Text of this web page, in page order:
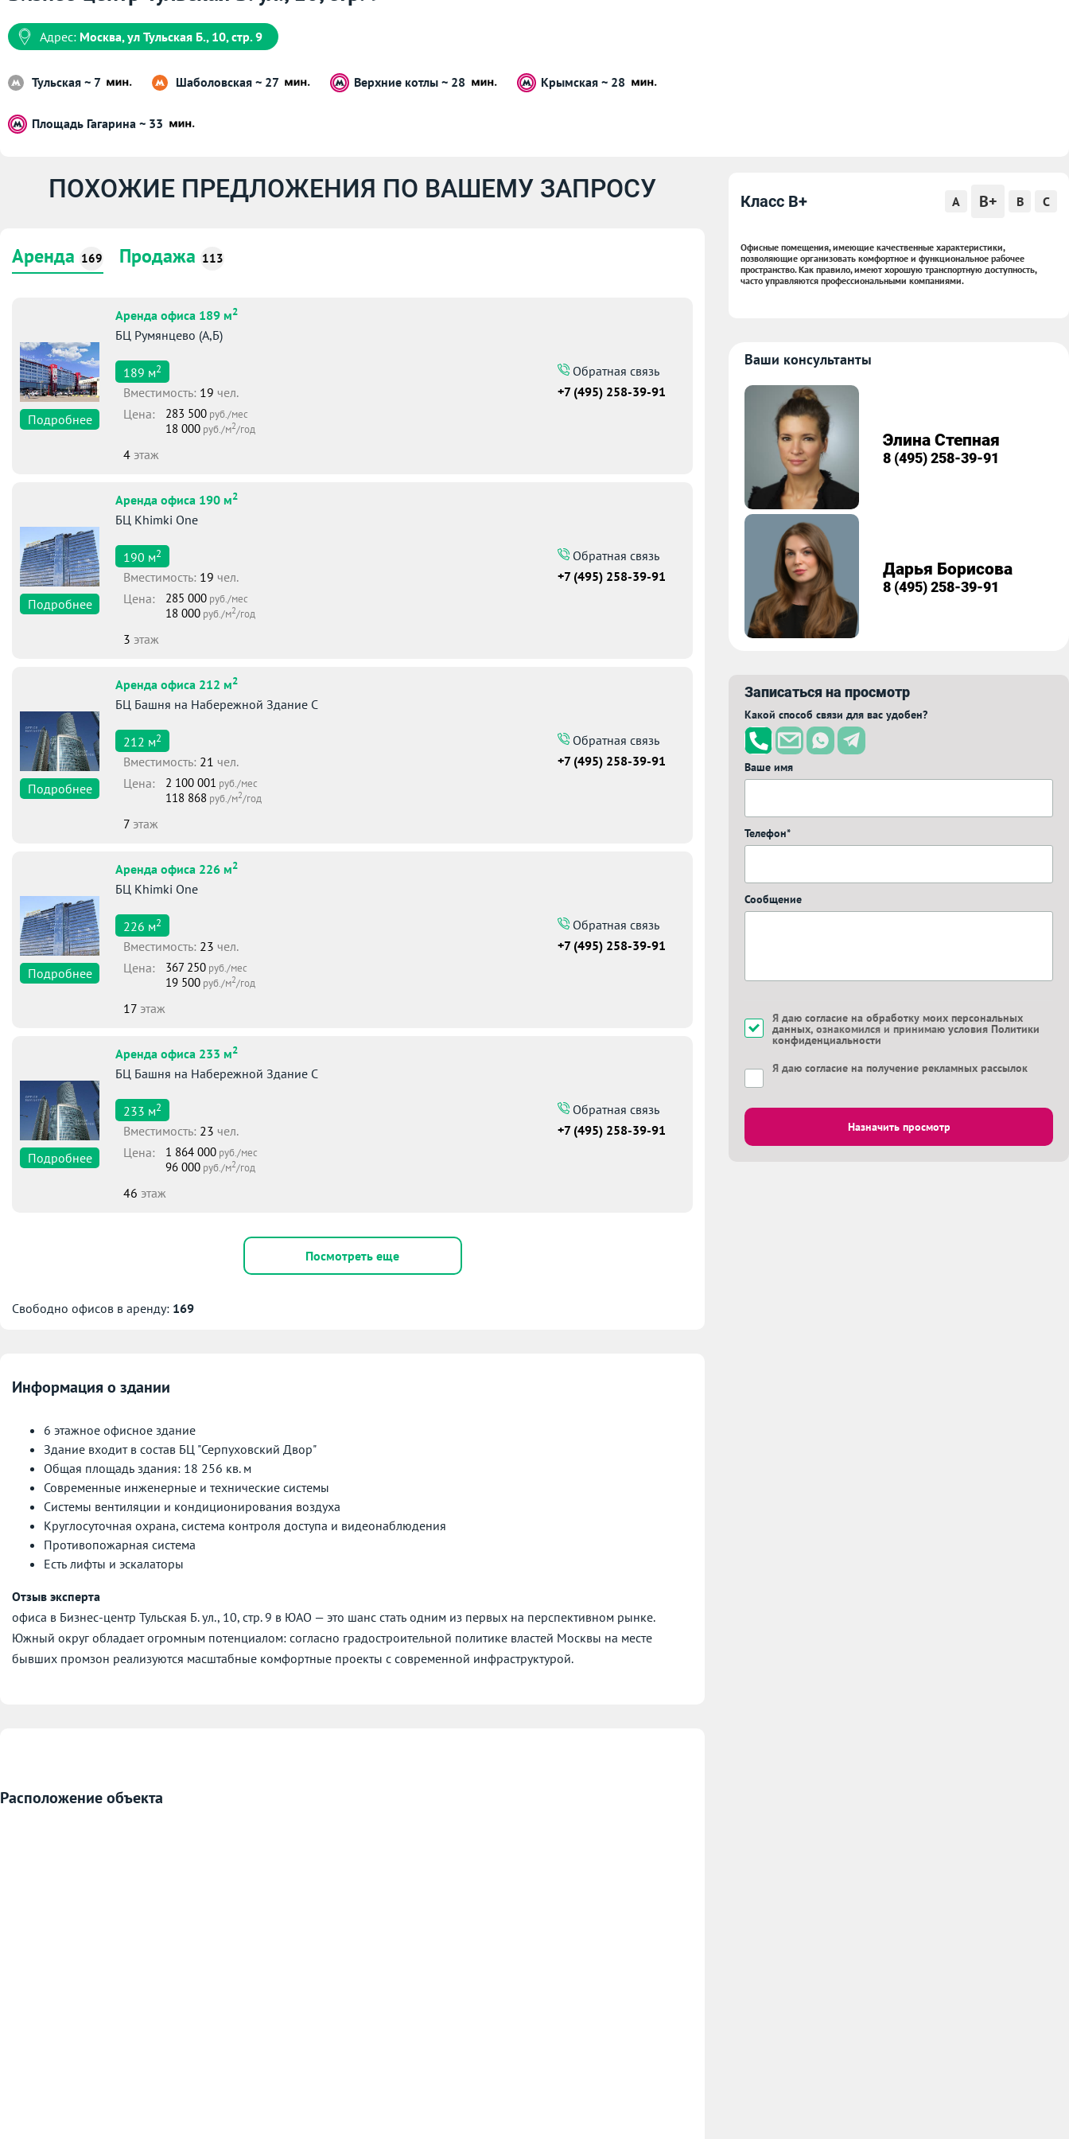
Адрес: Москва, ул Тульская Б., 10, стр. 9
Тульская ~ 7 Шаболовская ~ 27 Верхние котлы ~ 28 Крымская ~ 28
Площадь Гагарина ~ 33
ПОХОЖИЕ ПРЕДЛОЖЕНИЯ ПО ВАШЕМУ ЗАПРОСУ
Аренда 169 Продажа 113
Подробнее
Аренда офиса 189 м2
БЦ Румянцево (А,Б)
189 м2
Вместимоcть: 19 чел.
Цена:
283 500 руб./мес
18 000 руб./м2/год
4 этаж
Обратная связь
+7 (495) 258-39-91
Подробнее
Аренда офиса 190 м2
БЦ Khimki One
190 м2
Вместимоcть: 19 чел.
Цена:
285 000 руб./мес
18 000 руб./м2/год
3 этаж
Обратная связь
+7 (495) 258-39-91
Подробнее
Аренда офиса 212 м2
БЦ Башня на Набережной Здание С
212 м2
Вместимоcть: 21 чел.
Цена:
2 100 001 руб./мес
118 868 руб./м2/год
7 этаж
Обратная связь
+7 (495) 258-39-91
Подробнее
Аренда офиса 226 м2
БЦ Khimki One
226 м2
Вместимоcть: 23 чел.
Цена:
367 250 руб./мес
19 500 руб./м2/год
17 этаж
Обратная связь
+7 (495) 258-39-91
Подробнее
Аренда офиса 233 м2
БЦ Башня на Набережной Здание С
233 м2
Вместимоcть: 23 чел.
Цена:
1 864 000 руб./мес
96 000 руб./м2/год
46 этаж
Обратная связь
+7 (495) 258-39-91
Посмотреть еще
Свободно офисов в аренду: 169
Информация о здании
6 этажное офисное здание
Здание входит в состав БЦ "Серпуховский Двор"
Общая площадь здания: 18 256 кв. м
Современные инженерные и технические системы
Системы вентиляции и кондиционирования воздуха
Круглосуточная охрана, система контроля доступа и видеонаблюдения
Противопожарная система
Есть лифты и эскалаторы
Отзыв эксперта
офиса в Бизнес-центр Тульская Б. ул., 10, стр. 9 в ЮАО — это шанс стать одним из первых на перспективном рынке.
Южный округ обладает огромным потенциалом: согласно градостроительной политике властей Москвы на месте
бывших промзон реализуются масштабные комфортные проекты с современной инфраструктурой.
Расположение объекта
Класс B+ A B+ B C
Офисные помещения, имеющие качественные характеристики,
позволяющие организовать комфортное и функциональное рабочее
пространство. Как правило, имеют хорошую транспортную доступность,
часто управляются профессиональными компаниями.
Ваши консультанты
Элина Степная
8 (495) 258-39-91
Дарья Борисова
8 (495) 258-39-91
Записаться на просмотр
Какой способ связи для вас удобен?
Ваше имя
Телефон*
Сообщение
Я даю согласие на обработку моих персональных
данных, ознакомился и принимаю условия Политики
конфиденциальности
Я даю согласие на получение рекламных рассылок
Назначить просмотр